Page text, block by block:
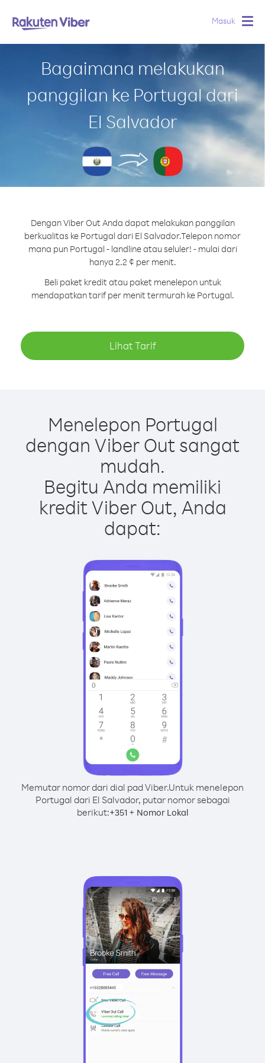
Masuk
Bagaimana melakukan
panggilan ke Portugal dari
El Salvador
Dengan Viber Out Anda dapat melakukan panggilan
berkualitas ke Portugal dari El Salvador.Telepon nomor
mana pun Portugal - landline atau seluler! - mulai dari
hanya 2.2 ¢ per menit.
Beli paket kredit atau paket menelepon untuk
mendapatkan tarif per menit termurah ke Portugal.
Lihat Tarif
Menelepon Portugal
dengan Viber Out sangat
mudah.
Begitu Anda memiliki
kredit Viber Out, Anda
dapat:
Memutar nomor dari dial pad Viber.Untuk menelepon
Portugal dari El Salvador, putar nomor sebagai
berikut:+351+ Nomor Lokal